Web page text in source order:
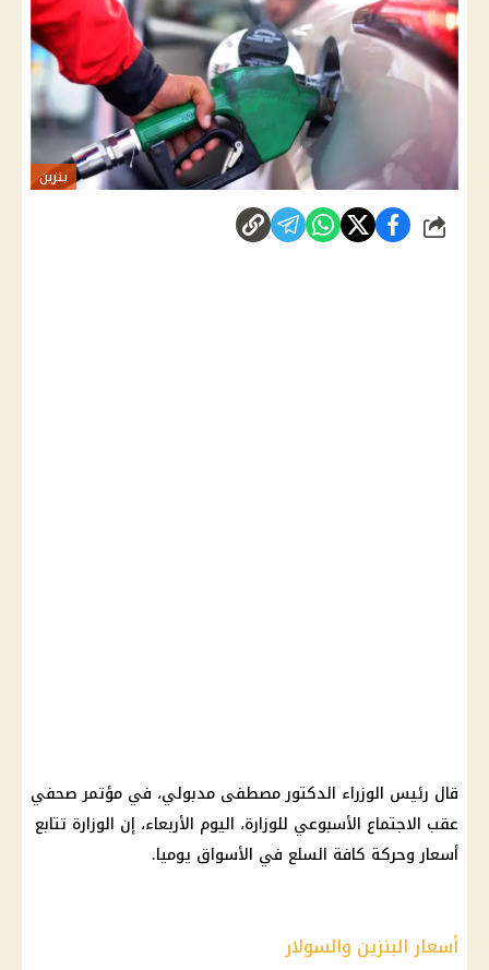
بنزين
شارك
قال رئيس الوزراء الدكتور مصطفى مدبولي، في مؤتمر صحفي
عقب الاجتماع الأسبوعي للوزارة، اليوم الأربعاء، إن الوزارة تتابع
أسعار وحركة كافة السلع في الأسواق يوميا.
أسعار البنزين والسولار